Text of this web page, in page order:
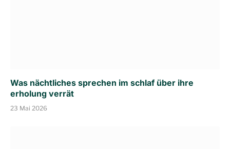
Was nächtliches sprechen im schlaf über ihre
erholung verrät
23 Mai 2026